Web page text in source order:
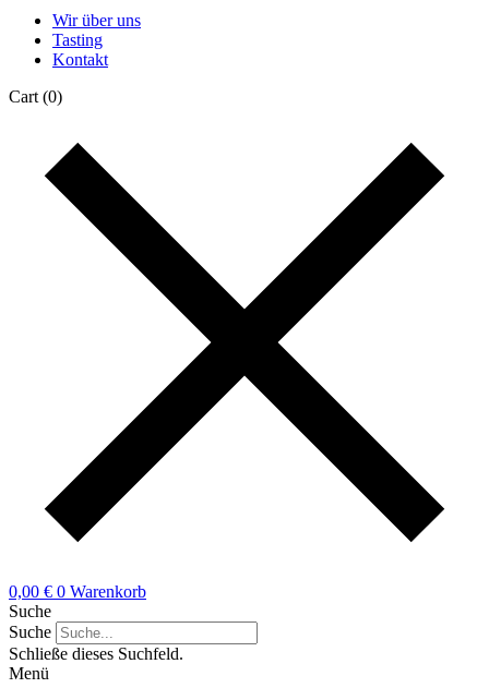
Wir über uns
Tasting
Kontakt
Cart (0)
0,00 € 0 Warenkorb
Suche
Suche
Schließe dieses Suchfeld.
Menü